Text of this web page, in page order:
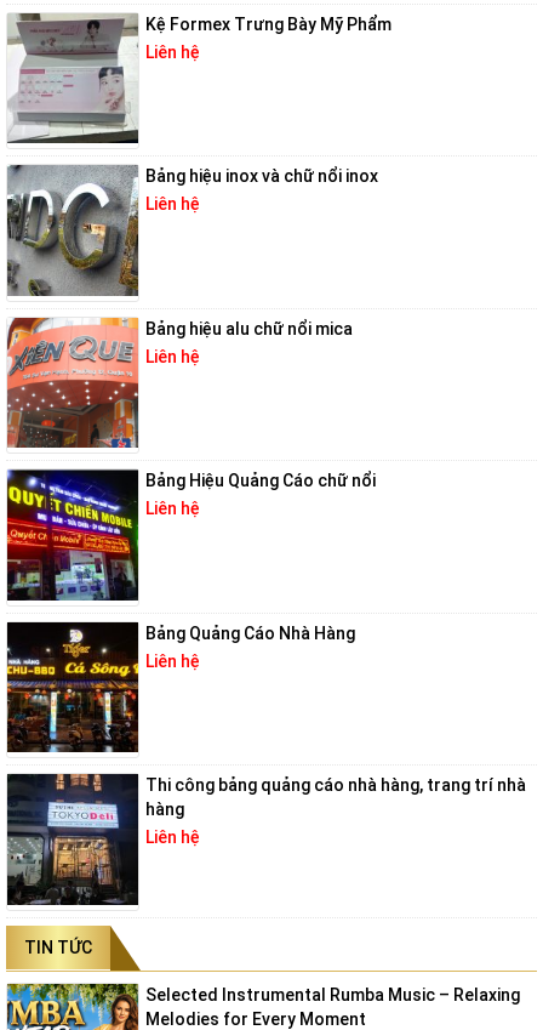
Kệ Formex Trưng Bày Mỹ Phẩm
Liên hệ
Bảng hiệu inox và chữ nổi inox
Liên hệ
Bảng hiệu alu chữ nổi mica
Liên hệ
Bảng Hiệu Quảng Cáo chữ nổi
Liên hệ
Bảng Quảng Cáo Nhà Hàng
Liên hệ
Thi công bảng quảng cáo nhà hàng, trang trí nhà
hàng
Liên hệ
TIN TỨC
Selected Instrumental Rumba Music – Relaxing
Melodies for Every Moment